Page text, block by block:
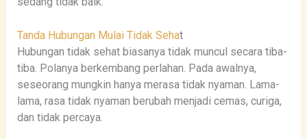
Tanda Hubungan Mulai Tidak Sehat
Hubungan tidak sehat biasanya tidak muncul secara tiba-
tiba. Polanya berkembang perlahan. Pada awalnya,
seseorang mungkin hanya merasa tidak nyaman. Lama-
lama, rasa tidak nyaman berubah menjadi cemas, curiga,
dan tidak percaya.